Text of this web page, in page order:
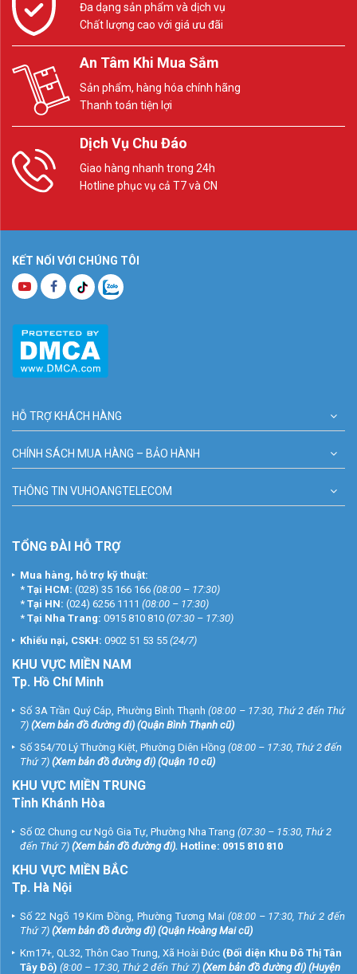
Đa dạng sản phẩm và dịch vụ
Chất lượng cao với giá ưu đãi
An Tâm Khi Mua Sắm
Sản phẩm, hàng hóa chính hãng
Thanh toán tiện lợi
Dịch Vụ Chu Đáo
Giao hàng nhanh trong 24h
Hotline phục vụ cả T7 và CN
KẾT NỐI VỚI CHÚNG TÔI
HỖ TRỢ KHÁCH HÀNG
CHÍNH SÁCH MUA HÀNG – BẢO HÀNH
THÔNG TIN VUHOANGTELECOM
TỔNG ĐÀI HỖ TRỢ
Mua hàng, hỗ trợ kỹ thuật:
* Tại HCM: (028) 35 166 166 (08:00 – 17:30)
* Tại HN: (024) 6256 1111 (08:00 – 17:30)
* Tại Nha Trang: 0915 810 810 (07:30 – 17:30)
Khiếu nại, CSKH: 0902 51 53 55 (24/7)
KHU VỰC MIỀN NAM
Tp. Hồ Chí Minh
Số 3A Trần Quý Cáp, Phường Bình Thạnh (08:00 – 17:30, Thứ 2 đến Thứ
7) (Xem bản đồ đường đi) (Quận Bình Thạnh cũ)
Số 354/70 Lý Thường Kiệt, Phường Diên Hồng (08:00 – 17:30, Thứ 2 đến
Thứ 7) (Xem bản đồ đường đi) (Quận 10 cũ)
KHU VỰC MIỀN TRUNG
Tỉnh Khánh Hòa
Số 02 Chung cư Ngô Gia Tự, Phường Nha Trang (07:30 – 15:30, Thứ 2
đến Thứ 7) (Xem bản đồ đường đi). Hotline: 0915 810 810
KHU VỰC MIỀN BẮC
Tp. Hà Nội
Số 22 Ngõ 19 Kim Đồng, Phường Tương Mai (08:00 – 17:30, Thứ 2 đến
Thứ 7) (Xem bản đồ đường đi) (Quận Hoàng Mai cũ)
Km17+, QL32, Thôn Cao Trung, Xã Hoài Đức (Đối diện Khu Đô Thị Tân
Tây Đô) (8:00 – 17:30, Thứ 2 đến Thứ 7) (Xem bản đồ đường đi) (Huyện